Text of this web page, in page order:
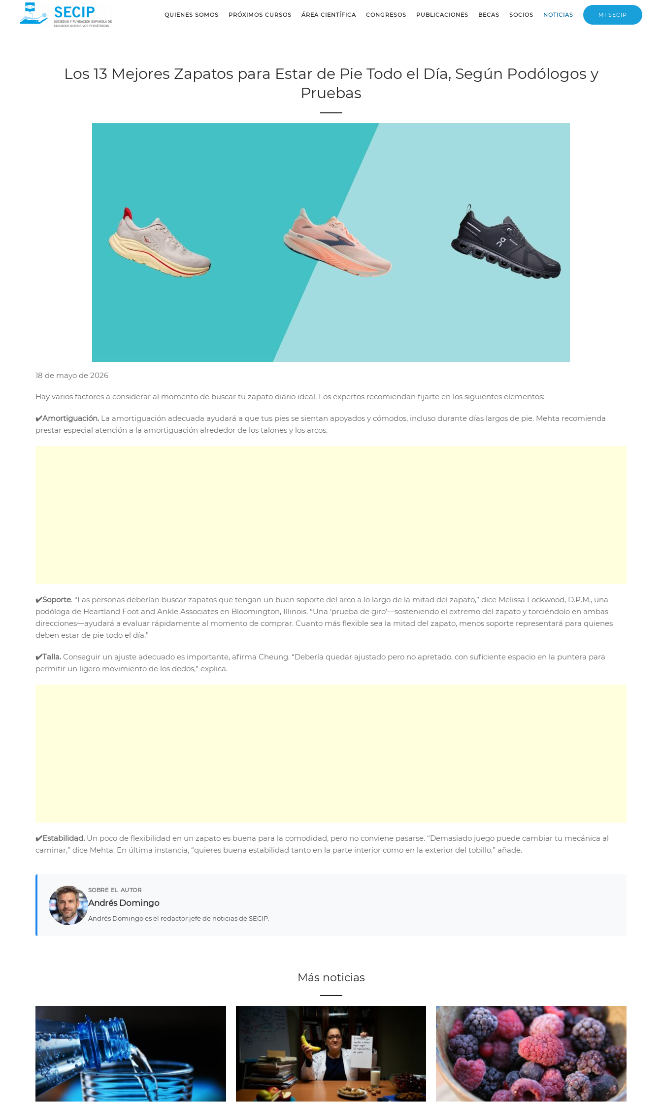
QUIENES SOMOS PRÓXIMOS CURSOS ÁREA CIENTÍFICA CONGRESOS PUBLICACIONES BECAS SOCIOS NOTICIAS MI SECIP
Los 13 Mejores Zapatos para Estar de Pie Todo el Día, Según Podólogos y
Pruebas
18 de mayo de 2026
Hay varios factores a considerar al momento de buscar tu zapato diario ideal. Los expertos recomiendan fijarte en los siguientes elementos:
✔️Amortiguación. La amortiguación adecuada ayudará a que tus pies se sientan apoyados y cómodos, incluso durante días largos de pie. Mehta recomienda
prestar especial atención a la amortiguación alrededor de los talones y los arcos.
✔️Soporte. “Las personas deberían buscar zapatos que tengan un buen soporte del arco a lo largo de la mitad del zapato,” dice Melissa Lockwood, D.P.M., una
podóloga de Heartland Foot and Ankle Associates en Bloomington, Illinois. “Una ‘prueba de giro’—sosteniendo el extremo del zapato y torciéndolo en ambas
direcciones—ayudará a evaluar rápidamente al momento de comprar. Cuanto más flexible sea la mitad del zapato, menos soporte representará para quienes
deben estar de pie todo el día.”
✔️Talla. Conseguir un ajuste adecuado es importante, afirma Cheung. “Debería quedar ajustado pero no apretado, con suficiente espacio en la puntera para
permitir un ligero movimiento de los dedos,” explica.
✔️Estabilidad. Un poco de flexibilidad en un zapato es buena para la comodidad, pero no conviene pasarse. “Demasiado juego puede cambiar tu mecánica al
caminar,” dice Mehta. En última instancia, “quieres buena estabilidad tanto en la parte interior como en la exterior del tobillo,” añade.
SOBRE EL AUTOR
Andrés Domingo
Andrés Domingo es el redactor jefe de noticias de SECIP.
Más noticias